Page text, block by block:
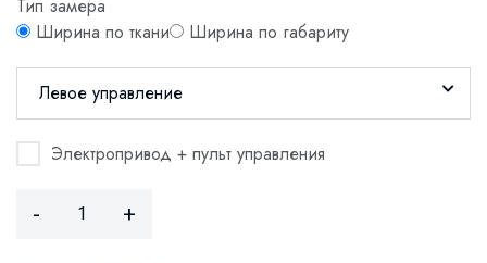
Тип замера
Ширина по ткани
Ширина по габариту
Левое управление
Электропривод + пульт управления
- +